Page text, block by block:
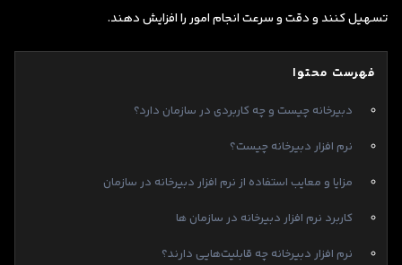
تسهیل کنند و دقت و سرعت انجام امور را افزایش دهند.
فهرست محتوا
دبیرخانه چیست و چه کاربردی در سازمان دارد؟
نرم افزار دبیرخانه چیست؟
مزایا و معایب استفاده از نرم افزار دبیرخانه در سازمان
کاربرد نرم افزار دبیرخانه در سازمان ها
نرم افزار دبیرخانه چه قابلیت‌هایی دارند؟